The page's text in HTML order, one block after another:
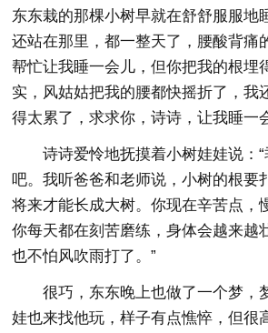
东东栽的那棵小树早就在舒舒服服地
还站在那里，都一整天了，腰酸背痛
帮忙让我睡一会儿，但你把我的根埋
实，风姑姑把我的腰都快摇折了，我
得太累了，求求你，诗诗，让我睡一
诗诗爱怜地抚摸着小树娃娃说：
吧。我听爸爸和老师说，小树的根要
将来才能长成大树。你现在辛苦点，
你每天都在刻苦磨练，身体会越来越
也不怕风吹雨打了。”
很巧，东东晚上也做了一个梦，
娃也来找他玩，样子有点憔悴，但很